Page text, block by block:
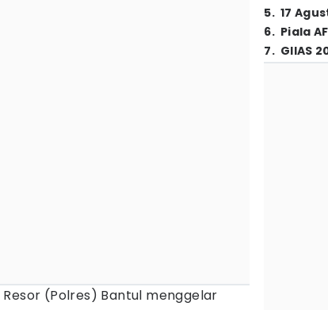
(Polres) Bantul menggelar
5. 17
6. Piala
7. GIIAS